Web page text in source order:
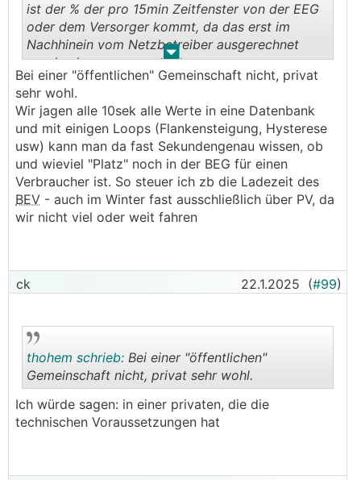
. .
ist der % der pro 15min Zeitfenster von der EEG
oder dem Versorger kommt, da das erst im
Nachhinein vom Netzbetreiber ausgerechnet
werden kann.
Bei einer "öffentlichen" Gemeinschaft nicht, privat
sehr wohl.
Wir jagen alle 10sek alle Werte in eine Datenbank
und mit einigen Loops (Flankensteigung, Hysterese
usw) kann man da fast Sekundengenau wissen, ob
und wieviel "Platz" noch in der BEG für einen
Verbraucher ist. So steuer ich zb die Ladezeit des
BEV - auch im Winter fast ausschließlich über PV, da
wir nicht viel oder weit fahren
ck 22.1.2025 (#99)
..
thohem schrieb: Bei einer "öffentlichen"
Gemeinschaft nicht, privat sehr wohl.
Ich würde sagen: in einer privaten, die die
technischen Voraussetzungen hat